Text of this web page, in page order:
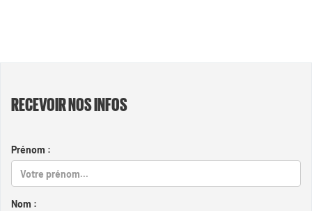
RECEVOIR NOS INFOS
Prénom :
Nom :